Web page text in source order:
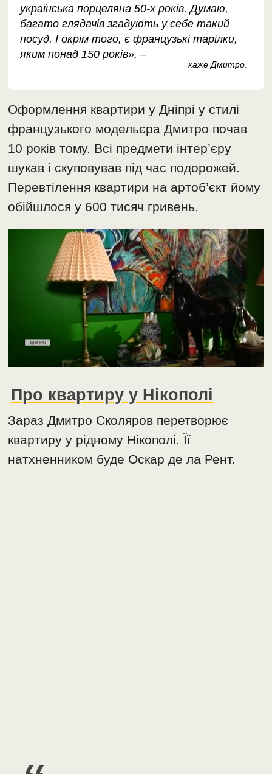
українська порцеляна 50-х років. Думаю,
багато глядачів згадують у себе такий
посуд. І окрім того, є французькі тарілки,
яким понад 150 років», –
каже Дмитро.
Оформлення квартири у Дніпрі у стилі
французького модельєра Дмитро почав
10 років тому. Всі предмети інтер’єру
шукав і скуповував під час подорожей.
Перевтілення квартири на артоб’єкт йому
обійшлося у 600 тисяч гривень.
Про квартиру у Нікополі
Зараз Дмитро Сколяров перетворює
квартиру у рідному Нікополі. Її
натхненником буде Оскар де ла Рент.